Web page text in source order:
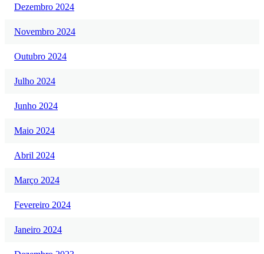
Dezembro 2024
Novembro 2024
Outubro 2024
Julho 2024
Junho 2024
Maio 2024
Abril 2024
Março 2024
Fevereiro 2024
Janeiro 2024